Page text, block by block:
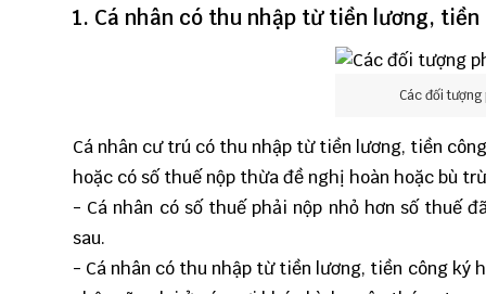
1. Cá nhân có thu nhập từ tiền lương, tiền
Các đối tượng
Cá nhân cư trú có thu nhập từ tiền lương, tiền
hoặc có số thuế nộp thừa đề nghị hoàn hoặc bù
- Cá nhân có số thuế phải nộp nhỏ hơn số thuế
sau.
- Cá nhân có thu nhập từ tiền lương, tiền công